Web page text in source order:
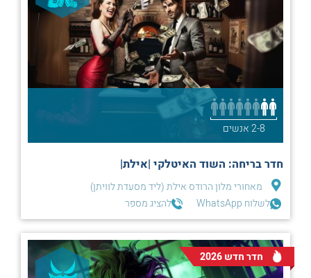
2-8 אנשים
חדר בריחה: השוד האיטלקי |אילת|
מאחורי מלון הרודס אילת (ליד מסעדת לוויתן)
לשלוח WhatsApp
להציג מספר
חדר חדש 2026